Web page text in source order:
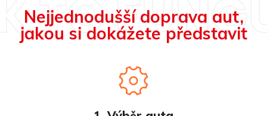
TO
Nejjednodušší doprava aut,
jakou si dokážete představit